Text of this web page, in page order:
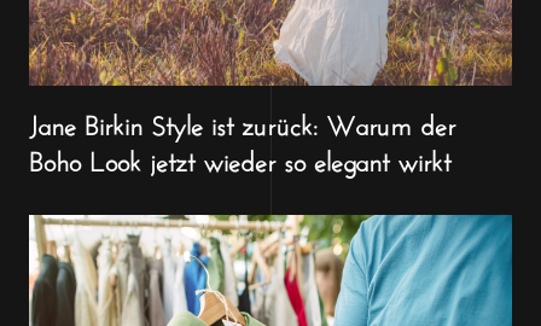
Jane Birkin Style ist zurück: Warum der
Boho Look jetzt wieder so elegant wirkt